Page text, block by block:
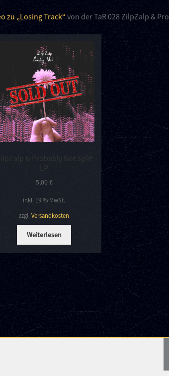
zu „Losing Track“ von der TaR 028 ZilpZalp &
& Probably Not Split
LP
5,00€
inkl. 19 % MwSt.
zzgl.Versandkosten
Weiterlesen